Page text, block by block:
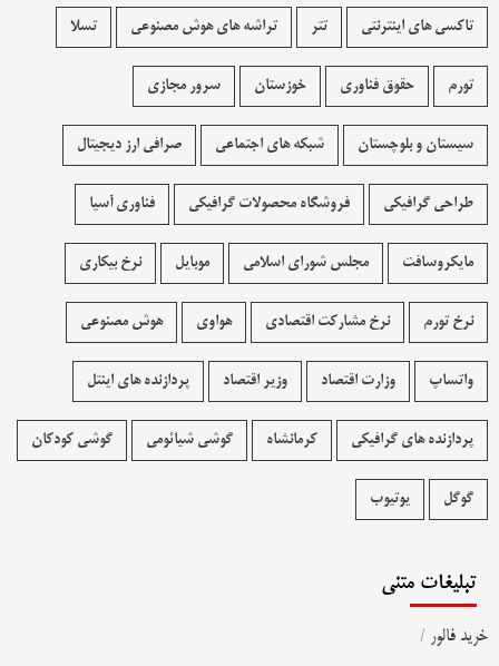
تاکسی های اینترنتی تتر تراشه های هوش مصنوعی تسلا
تورم حقوق فناوری خوزستان سرور مجازی
سیستان و بلوچستان شبکه های اجتماعی صرافی ارز دیجیتال
طراحی گرافیکی فروشگاه محصولات گرافيکی فناوری آسیا
مایکروسافت مجلس شورای اسلامی موبایل نرخ بیکاری
نرخ تورم نرخ مشارکت اقتصادی هواوی هوش مصنوعی
واتساپ وزارت اقتصاد وزیر اقتصاد پردازنده های اینتل
پردازنده های گرافیکی کرمانشاه گوشی شیائومی گوشی کودکان
گوگل یوتیوب
تبلیغات متنی
خرید فالور /